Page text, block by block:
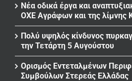
Νέα οδικά έργα και
ΟΧΕ Αγράφων και της λίμνης
Πολύ υψηλός κίνδυνος
την Τετάρτη 5 Αυγούστου
Ορισμός Εντεταλμένων
Συμβούλων Στερεάς Ελλάδας